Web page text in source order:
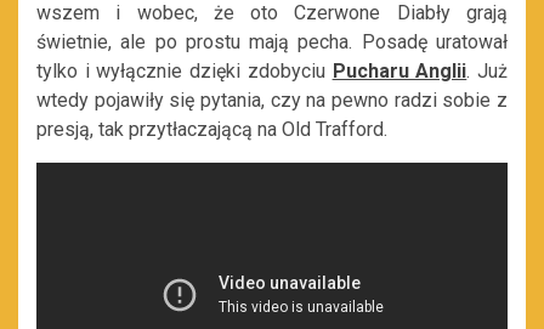
wszem i wobec, że oto Czerwone Diabły grają
świetnie, ale po prostu mają pecha. Posadę uratował
tylko i wyłącznie dzięki zdobyciu Pucharu Anglii. Już
wtedy pojawiły się pytania, czy na pewno radzi sobie z
presją, tak przytłaczającą na Old Trafford.